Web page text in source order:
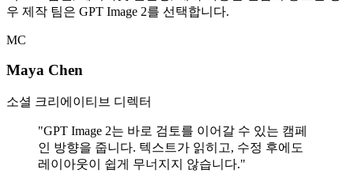
우 제작 팀은 GPT Image 2를 선택합니다.
MC
Maya Chen
소셜 크리에이티브 디렉터
"GPT Image 2는 바로 검토를 이어갈 수 있는 캠페
인 방향을 줍니다. 텍스트가 읽히고, 수정 후에도
레이아웃이 쉽게 무너지지 않습니다."